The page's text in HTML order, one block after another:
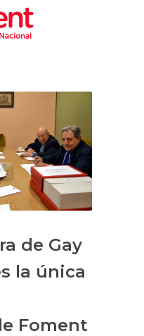
de Gay
la única
Foment